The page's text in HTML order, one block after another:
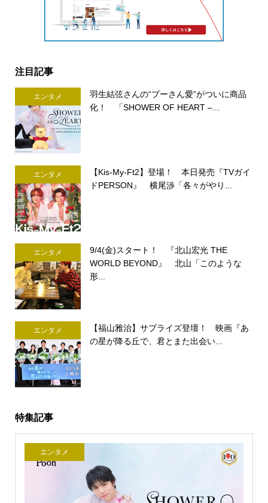
注目記事
エンタメ
羽生結弦さんの“プーさん愛”がついに商品
化！ 「SHOWER OF HEART –...
エンタメ
【Kis-My-Ft2】登場！ 本日発売『TVガイ
ドPERSON』 横尾渉「各々がやり...
エンタメ
9/4(金)スタート！ 『北山宏光 THE
WORLD BEYOND』 北山「このような
形...
エンタメ
【福山雅治】サプライズ登壇！ 映画『あ
の星が降る丘で、君とまた出会い...
特集記事
エンタメ